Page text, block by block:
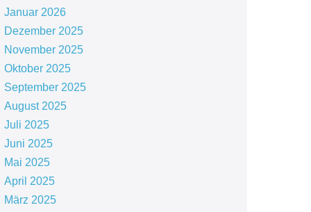
Januar 2026
Dezember 2025
November 2025
Oktober 2025
September 2025
August 2025
Juli 2025
Juni 2025
Mai 2025
April 2025
März 2025